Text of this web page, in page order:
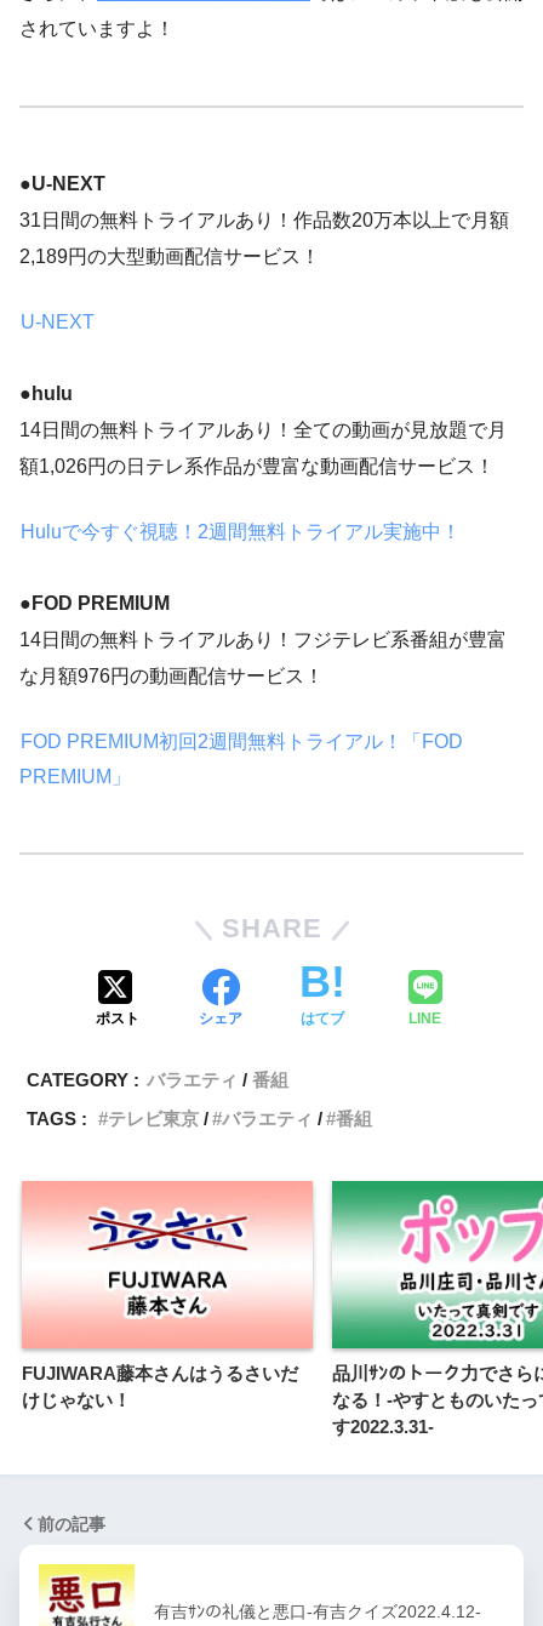
されていますよ！
●U-NEXT
31日間の無料トライアルあり！作品数20万本以上で月額
2,189円の大型動画配信サービス！
U-NEXT
●hulu
14日間の無料トライアルあり！全ての動画が見放題で月
額1,026円の日テレ系作品が豊富な動画配信サービス！
Huluで今すぐ視聴！2週間無料トライアル実施中！
● FOD PREMIUM
14日間の無料トライアルあり！フジテレビ系番組が豊富
な月額976円の動画配信サービス！
FOD PREMIUM初回2週間無料トライアル！「FOD
PREMIUM」
SHARE
ポスト シェア はてブ LINE
CATEGORY : バラエティ
番組
TAGS :
テレビ東京 バラエティ 番組
FUJIWARA藤本さんはうるさいだ
けじゃない！
品川ｻﾝのトーク力でさら
なる！-やすとものいたっ
す2022.3.31-
前の記事
有吉ｻﾝの礼儀と悪口-有吉クイズ2022.4.12-